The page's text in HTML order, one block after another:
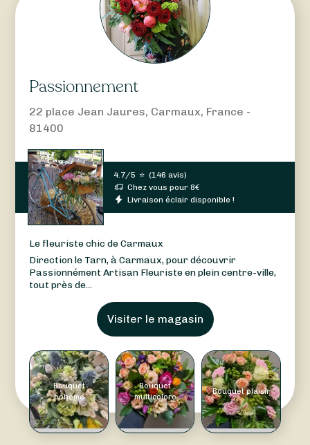
Passionnement
22 place Jean Jaures, Carmaux, France -
81400
4.7/5 ⭐ (146 avis)
Chez vous pour8€
Livraison éclair disponible !
Le fleuriste chic de Carmaux
Direction le Tarn, à Carmaux, pour découvrir
Passionnément Artisan Fleuriste en plein centre-ville,
tout près de...
Visiter le magasin
Bouquet
bohème
Bouquet
multicolore
Bouquet plaisir